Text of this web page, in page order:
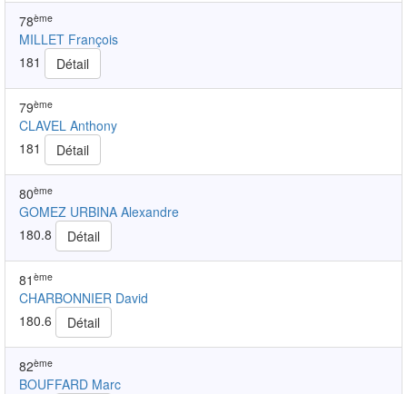
78ème
MILLET François
181
Détail
79ème
CLAVEL Anthony
181
Détail
80ème
GOMEZ URBINA Alexandre
180.8
Détail
81 ème
CHARBONNIER David
180.6
Détail
82ème
BOUFFARD Marc